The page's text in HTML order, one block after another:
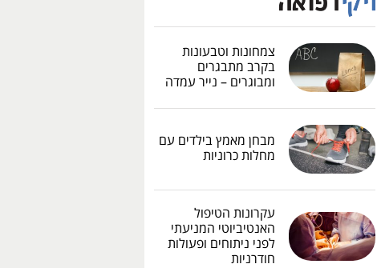
צמחונות וטבעונות
בקרב מתבגרים
ומבוגרים – נייר עמדה
מבחן מאמץ בילדים עם
מחלות כרוניות
עקרונות הטיפול
האנטיביוטי המניעתי
לפני ניתוחים ופעולות
חודרניות